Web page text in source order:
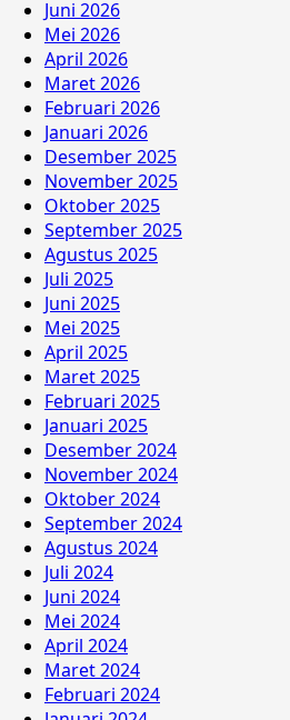
Juni 2026
Mei 2026
April 2026
Maret 2026
Februari 2026
Januari 2026
Desember 2025
November 2025
Oktober 2025
September 2025
Agustus 2025
Juli 2025
Juni 2025
Mei 2025
April 2025
Maret 2025
Februari 2025
Januari 2025
Desember 2024
November 2024
Oktober 2024
September 2024
Agustus 2024
Juli 2024
Juni 2024
Mei 2024
April 2024
Maret 2024
Februari 2024